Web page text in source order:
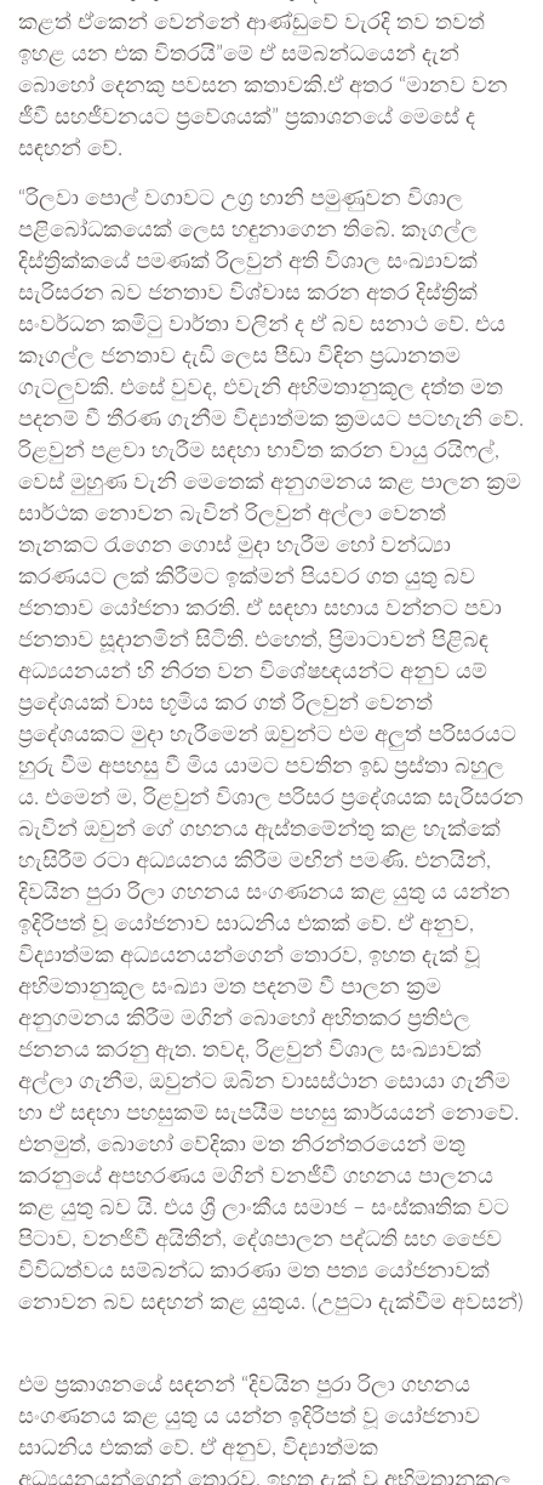
කළත් ඒකෙන් වෙන්නේ ආණ්ඩුවේ වැරදි තව තවත්
ඉහළ යන එක විතරයි”මේ ඒ සම්බන්ධයෙන් දැන්
බොහෝ දෙනකු පවසන කතාවකි.ඒ අතර “මානව වන
ජීවී සහජීවනයට ප්‍රවේශයක්” ප්‍රකාශනයේ මෙසේ ද
සඳහන් වේ.
“රිලවා පොල් වගාවට උග්‍ර හානි පමුණුවන විශාල
පළිබෝධකයෙක් ලෙස හඳුනාගෙන තිබේ. කෑගල්ල
දිස්ත්‍රික්කයේ පමණක් රිලවුන් අති විශාල සංඛ්‍යාවක්
සැරිසරන බව ජනතාව විශ්වාස කරන අතර දිස්ත්‍රික්
සංවර්ධන කමිටු වාර්තා වලින් ද ඒ බව සනාථ වේ. එය
කෑගල්ල ජනතාව දැඩි ලෙස පීඩා විඳින ප්‍රධානතම
ගැටලුවකි. එසේ වුවද, එවැනි අභිමතානුකූල දත්ත මත
පදනම් වී තීරණ ගැනීම විද්‍යාත්මක ක්‍රමයට පටහැනි වේ.
රිළවුන් පළවා හැරීම සඳහා භාවිත කරන වායු රයිෆල්,
වෙස් මුහුණ වැනි මෙතෙක් අනුගමනය කළ පාලන ක්‍රම
සාර්ථක නොවන බැවින් රිලවුන් අල්ලා වෙනත්
තැනකට රැගෙන ගොස් මුදා හැරීම හෝ වන්ධ්‍යා
කරණයට ලක් කිරීමට ඉක්මන් පියවර ගත යුතු බව
ජනතාව යෝජනා කරති. ඒ සඳහා සහාය වන්නට පවා
ජනතාව සූදානමින් සිටිති. එහෙත්, ප්‍රිමාටාවන් පිළිබඳ
අධ්‍යයනයන් හි නිරත වන විශේෂඥයන්ට අනුව යම්
ප්‍රදේශයක් වාස භූමිය කර ගත් රිලවුන් වෙනත්
ප්‍රදේශයකට මුදා හැරීමෙන් ඔවුන්ට එම අලුත් පරිසරයට
හුරු වීම අපහසු වී මිය යාමට පවතින ඉඩ ප්‍රස්තා බහුල
ය. එමෙන් ම, රිළවුන් විශාල පරිසර ප්‍රදේශයක සැරිසරන
බැවින් ඔවුන් ගේ ගහනය ඇස්තමේන්තු කළ හැක්කේ
හැසිරීම් රටා අධ්‍යයනය කිරීම මඟින් පමණි. එනයින්,
දිවයින පුරා රිලා ගහනය සංගණනය කළ යුතු ය යන්න
ඉදිරිපත් වූ යෝජනාව සාධනිය එකක් වේ. ඒ අනුව,
විද්‍යාත්මක අධ්‍යයනයන්ගෙන් තොරව, ඉහත දැක් වූ
අභිමතානුකූල සංඛ්‍යා මත පදනම් වී පාලන ක්‍රම
අනුගමනය කිරීම මගින් බොහෝ අහිතකර ප්‍රතිඵල
ජනනය කරනු ඇත. තවද, රිළවුන් විශාල සංඛ්‍යාවක්
අල්ලා ගැනීම, ඔවුන්ට ඔබින වාසස්ථාන සොයා ගැනීම
හා ඒ සඳහා පහසුකම් සැපයීම පහසු කාර්යයන් නොවේ.
එනමුත්, බොහෝ වේදිකා මත නිරන්තරයෙන් මතු
කරනුයේ අපහරණය මගින් වනජීවී ගහනය පාලනය
කළ යුතු බව යි. එය ශ්‍රී ලාංකීය සමාජ – සංස්කෘතික වට
පිටාව, වනජිවී අයිතීන්, දේශපාලන පද්ධති සහ ජෛව
විවිධත්වය සම්බන්ධ කාරණා මත පත්‍ය යෝජනාවක්
නොවන බව සඳහන් කළ යුතුය. (උපුටා දැක්වීම අවසන්)
එම ප්‍රකාශනයේ සඳනන් “දිවයින පුරා රිලා ගහනය
සංගණනය කළ යුතු ය යන්න ඉදිරිපත් වූ යෝජනාව
සාධනිය එකක් වේ. ඒ අනුව, විද්‍යාත්මක
අධ්‍යයනයන්ගෙන් තොරව, ඉහත දැක් වූ අභිමතානුකූල